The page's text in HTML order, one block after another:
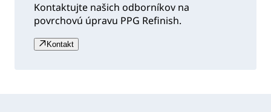
Kontaktujte našich odborníkov na
povrchovú úpravu PPG Refinish.
Kontakt